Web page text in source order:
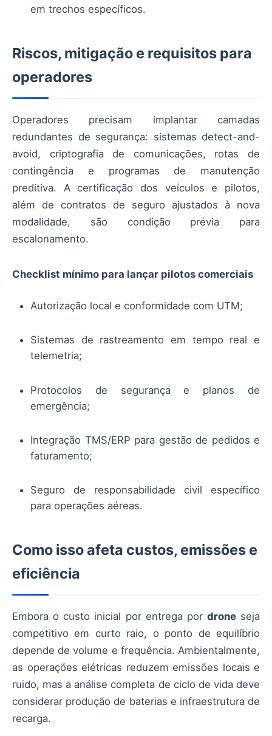
em trechos específicos.
Riscos, mitigação e requisitos para
operadores
Operadores precisam implantar camadas
redundantes de segurança: sistemas detect-and-
avoid, criptografia de comunicações, rotas de
contingência e programas de manutenção
preditiva. A certificação dos veículos e pilotos,
além de contratos de seguro ajustados à nova
modalidade, são condição prévia para
escalonamento.
Checklist mínimo para lançar pilotos comerciais
Autorização local e conformidade com UTM;
Sistemas de rastreamento em tempo real e
telemetria;
Protocolos de segurança e planos de
emergência;
Integração TMS/ERP para gestão de pedidos e
faturamento;
Seguro de responsabilidade civil específico
para operações aéreas.
Como isso afeta custos, emissões e
eficiência
Embora o custo inicial por entrega por droneseja
competitivo em curto raio, o ponto de equilíbrio
depende de volume e frequência. Ambientalmente,
as operações elétricas reduzem emissões locais e
ruido, mas a análise completa de ciclo de vida deve
considerar produção de baterias e infraestrutura de
recarga.